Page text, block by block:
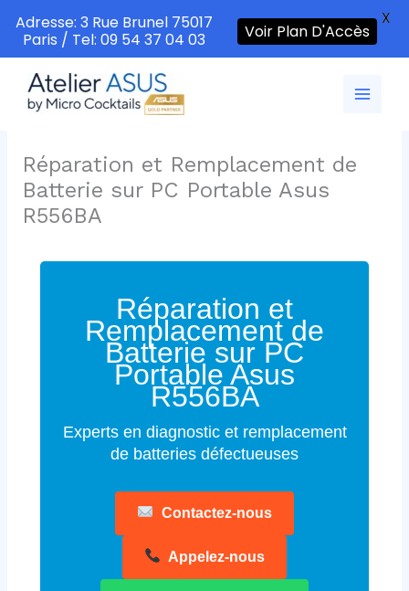
contenu
Réparation et Remplacement de
Batterie sur PC Portable Asus
R556BA
Réparation et
Remplacement de
Batterie sur PC
Portable Asus
R556BA
Experts en diagnostic et remplacement
de batteries défectueuses
Contactez-nous
Appelez-nous
Adresse: 3 Rue Brunel 75017
Paris / Tel: 09 54 37 04 03
Voir Plan D'Accès
X